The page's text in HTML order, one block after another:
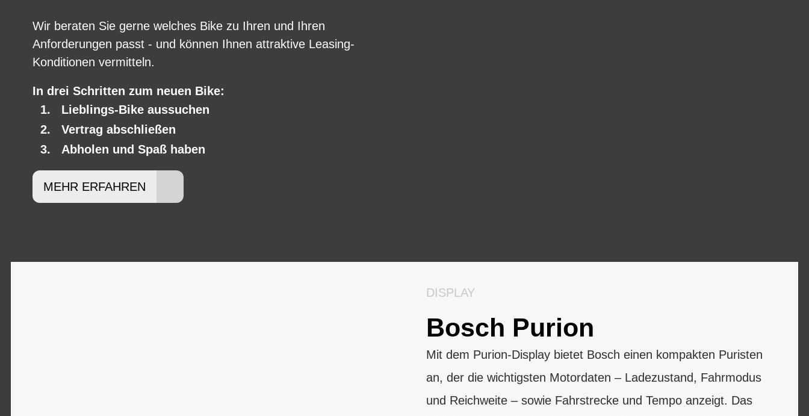
Wir beraten Sie gerne welches Bike zu Ihren und Ihren
Anforderungen passt - und können Ihnen attraktive Leasing-
Konditionen vermitteln.
In drei Schritten zum neuen Bike:
Lieblings-Bike aussuchen
Vertrag abschließen
Abholen und Spaß haben
MEHR ERFAHREN
DISPLAY
Bosch Purion
Mit dem Purion-Display bietet Bosch einen kompakten Puristen
an, der die wichtigsten Motordaten – Ladezustand, Fahrmodus
und Reichweite – sowie Fahrstrecke und Tempo anzeigt. Das